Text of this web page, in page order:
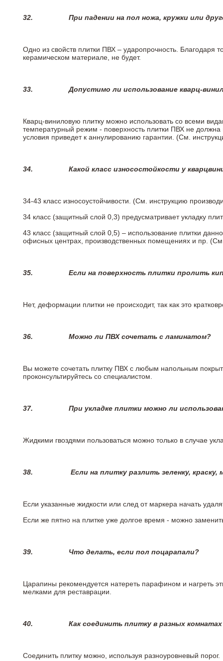
32. При падении на пол ножа, кружки или
Одно из свойств плитки ПВХ – ударопрочность. Благодаря
керамическом материале, не будет.
33.Допустимо ли использование кварц-
Кварц-виниловую плитку можно использовать со всеми
температурный режим - поверхность плитки ПВХ не
условия приведет к аннулированию гарантии. (См.
34. Какой класс износостойкости у
34-43 класс износоустойчивости. (См. инструкцию
34 класс (защитный слой 0,3) предусматривает укладку
43 класс (защитный слой 0,5) – использование плитки
офисных центрах, производственных помещениях и пр.
35. Если на поверхность плитки пролить
Нет, деформации плитки не происходит, так как это
36. Можно ли ПВХ сочетать с ламинатом?
Вы можете сочетать плитку ПВХ с любым напольным
проконсультируйтесь со специалистом.
37. При укладке плитки можно ли
Жидкими гвоздями пользоваться можно только в случае
38. Если на плитку разлить зеленку,
Если указанные жидкости или след от маркера начать
Если же пятно на плитке уже долгое время - можно
39. Что делать, если пол поцарапали?
Царапины рекомендуется натереть парафином и нагреть
мелками для реставрации.
40. Как соединить плитку в разных
Соединить плитку можно, используя разноуровневый порог.